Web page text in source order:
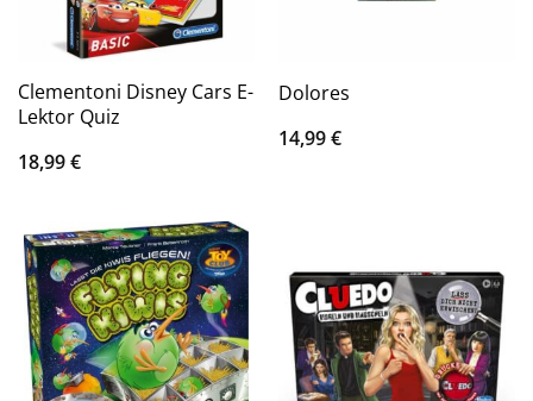
Clementoni Disney Cars E-
Lektor Quiz
18,99€
Dolores
14,99€